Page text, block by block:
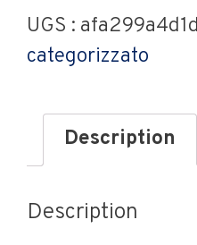
UGS :
categorizzato
Description
Description